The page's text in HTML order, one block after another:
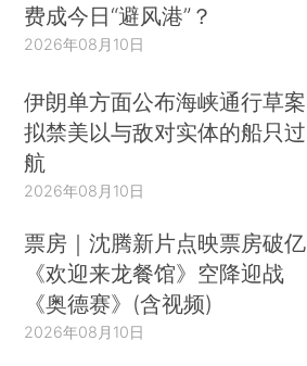
费成今日“避风港”？
2026年08月10日
伊朗单方面公布海峡通行草案
拟禁美以与敌对实体的船只过
航
2026年08月10日
票房｜沈腾新片点映票房破亿
《欢迎来龙餐馆》空降迎战
《奥德赛》(含视频)
2026年08月10日